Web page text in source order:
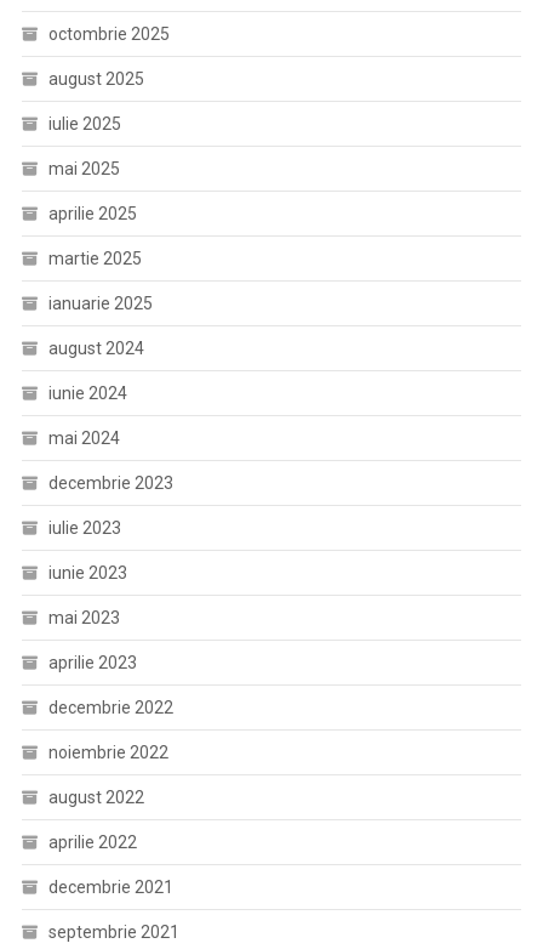
octombrie 2025
august 2025
iulie 2025
mai 2025
aprilie 2025
martie 2025
ianuarie 2025
august 2024
iunie 2024
mai 2024
decembrie 2023
iulie 2023
iunie 2023
mai 2023
aprilie 2023
decembrie 2022
noiembrie 2022
august 2022
aprilie 2022
decembrie 2021
septembrie 2021